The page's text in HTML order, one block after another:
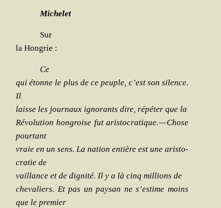
Miche­let
Sur
la Hongrie :
Ce
qui étonne le plus de ce peuple, c’est son silence.
Il
laisse les jour­naux igno­rants dire, répé­ter que la
Révo­lu­tion hon­groise fut aris­to­cra­tique. — Chose
pourtant
vraie en un sens. La nation entière est une aris­to­
cra­tie de
vaillance et de digni­té. Il y a là cinq mil­lions de
che­va­liers. Et pas un pay­san ne s’estime moins
que le premier